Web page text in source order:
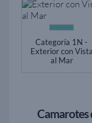
Categoría 1N -
Exterior con Vista
al Mar
Camarotes